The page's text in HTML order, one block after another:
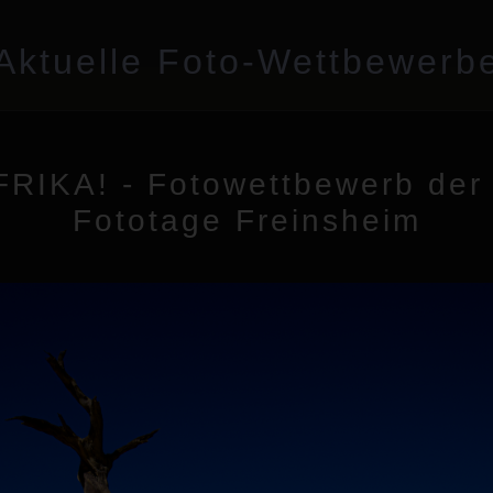
Foto-
- Fotowettbewerb der
Fototage Freinsheim